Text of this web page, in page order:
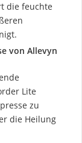
die feuchte
von Allevyn
Lite
zu
die Heilung